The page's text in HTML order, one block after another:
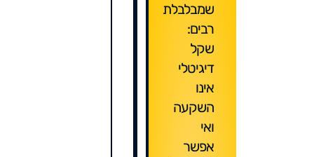
שמבלבלת
רבים:
שקל
דיגיטלי
אינו
השקעה
ואי
אפשר